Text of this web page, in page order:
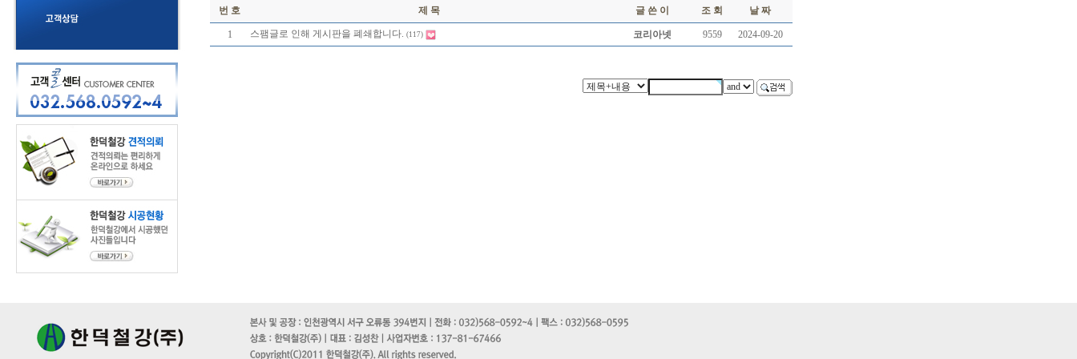
번 호 제 목 글 쓴 이 조 회 날 짜
1 스팸글로 인해 게시판을 폐쇄합니다. (117) 코리아넷 9559 2024-09-20